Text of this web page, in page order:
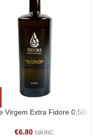
Virgem Extra Fidore 0,50l
€6.80 IVA INC.